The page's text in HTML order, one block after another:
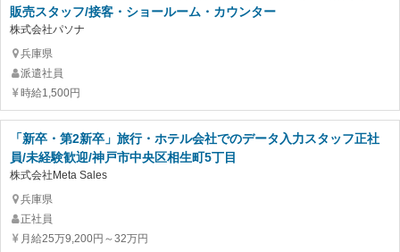
販売スタッフ/接客・ショールーム・カウンター
株式会社パソナ
兵庫県
派遣社員
時給1,500円
「新卒・第2新卒」旅行・ホテル会社でのデータ入力スタッフ正社
員/未経験歓迎/神戸市中央区相生町5丁目
株式会社Meta Sales
兵庫県
正社員
月給25万9,200円～32万円